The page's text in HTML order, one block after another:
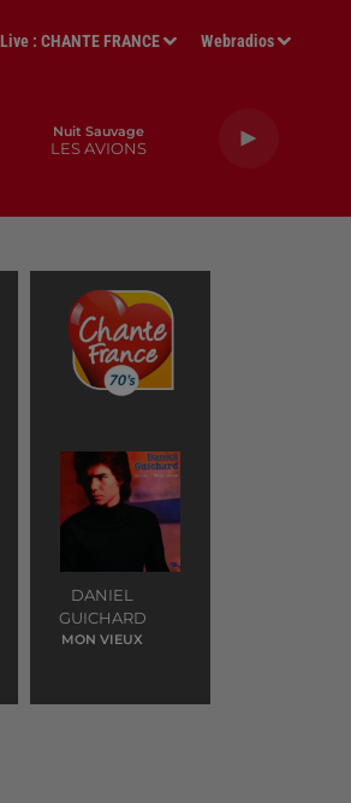
Live :CHANTE FRANCE Webradios
Nuit Sauvage
LES AVIONS
DANIEL
GUICHARD
MON VIEUX